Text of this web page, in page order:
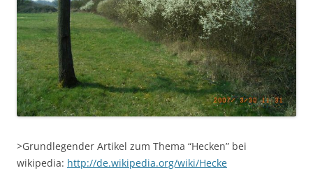
>Grundlegender Artikel zum Thema “Hecken” bei
wikipedia: http://de.wikipedia.org/wiki/Hecke